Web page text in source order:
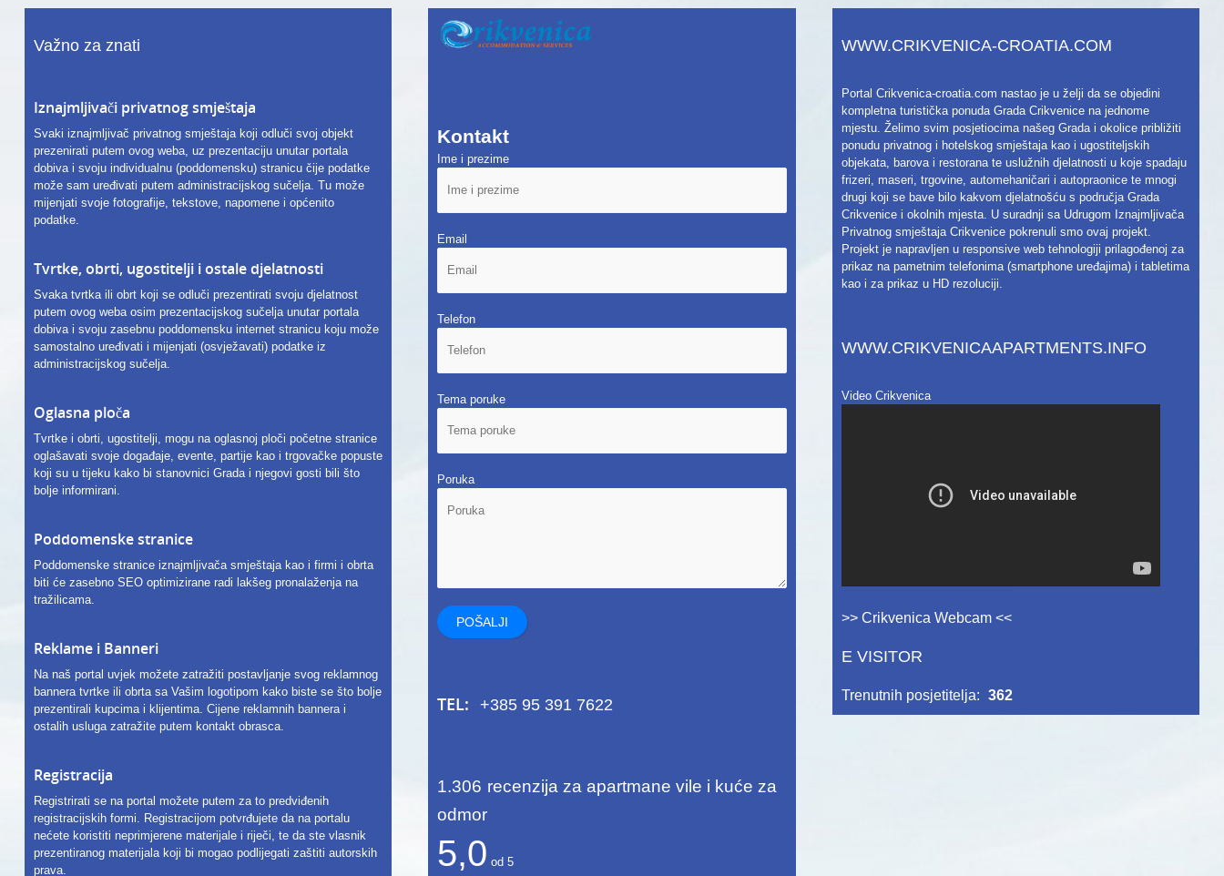
Važno za znati
Iznajmljivači privatnog smještaja
Svaki iznajmljivač privatnog smještaja koji odluči svoj objekt
prezenirati putem ovog weba, uz prezentaciju unutar portala
dobiva i svoju individualnu (poddomensku) stranicu čije podatke
može sam uređivati putem administracijskog sučelja. Tu može
mijenjati svoje fotografije, tekstove, napomene i općenito
podatke.
Tvrtke, obrti, ugostitelji i ostale djelatnosti
Svaka tvrtka ili obrt koji se odluči prezentirati svoju djelatnost
putem ovog weba osim prezentacijskog sučelja unutar portala
dobiva i svoju zasebnu poddomensku internet stranicu koju može
samostalno uređivati i mijenjati (osvježavati) podatke iz
administracijskog sučelja.
Oglasna ploča
Tvrtke i obrti, ugostitelji, mogu na oglasnoj ploči početne stranice
oglašavati svoje događaje, evente, partije kao i trgovačke popuste
koji su u tijeku kako bi stanovnici Grada i njegovi gosti bili što
bolje informirani.
Poddomenske stranice
Poddomenske stranice iznajmljivača smještaja kao i firmi i obrta
biti će zasebno SEO optimizirane radi lakšeg pronalaženja na
tražilicama.
Reklame i Banneri
Na naš portal uvjek možete zatražiti postavljanje svog reklamnog
bannera tvrtke ili obrta sa Vašim logotipom kako biste se što bolje
prezentirali kupcima i klijentima. Cijene reklamnih bannera i
ostalih usluga zatražite putem kontakt obrasca.
Registracija
Registrirati se na portal možete putem za to predviđenih
registracijskih formi. Registracijom potvrđujete da na portalu
nećete koristiti neprimjerene materijale i riječi, te da ste vlasnik
prezentiranog materijala koji bi mogao podlijegati zaštiti autorskih
prava.
Kontakt
Ime i prezime
Email
Telefon
Tema poruke
Poruka
TEL: +385 95 391 7622
1.306 recenzija za apartmane vile i kuće za
odmor
5,0 od 5
WWW.CRIKVENICA-CROATIA.COM
Portal Crikvenica-croatia.com nastao je u želji da se objedini
kompletna turistička ponuda Grada Crikvenice na jednome
mjestu. Želimo svim posjetiocima našeg Grada i okolice približiti
ponudu privatnog i hotelskog smještaja kao i ugostiteljskih
objekata, barova i restorana te uslužnih djelatnosti u koje spadaju
frizeri, maseri, trgovine, automehaničari i autopraonice te mnogi
drugi koji se bave bilo kakvom djelatnošću s područja Grada
Crikvenice i okolnih mjesta. U suradnji sa Udrugom Iznajmljivača
Privatnog smještaja Crikvenice pokrenuli smo ovaj projekt.
Projekt je napravljen u responsive web tehnologiji prilagođenoj za
prikaz na pametnim telefonima (smartphone uređajima) i tabletima
kao i za prikaz u HD rezoluciji.
WWW.CRIKVENICAAPARTMENTS.INFO
Video Crikvenica
>> Crikvenica Webcam <<
E VISITOR
Trenutnih posjetitelja: 362